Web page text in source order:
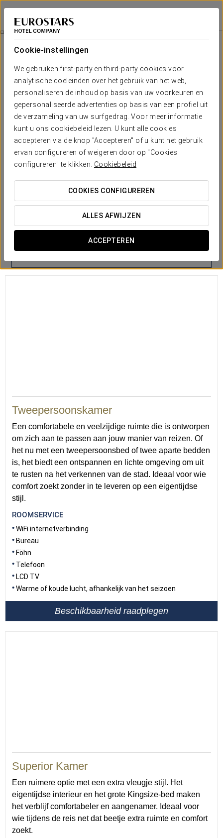
Cookie-instellingen
We gebruiken first-party en third-party cookies voor
analytische doeleinden over het gebruik van het web,
personaliseren de inhoud op basis van uw voorkeuren en
gepersonaliseerde advertenties op basis van een profiel uit
de verzameling van uw surfgedrag. Voor meer informatie
kunt u ons cookiebeleid lezen. U kunt alle cookies
accepteren via de knop "Accepteren" of u kunt het gebruik
ervan configureren of weigeren door op "Cookies
configureren" te klikken. Cookiebeleid
COOKIES CONFIGUREREN
ALLES AFWIJZEN
ACCEPTEREN
Crisol Belle Epoque
CANNES
Kamers
Het comfort en de rust die je
nodig hebt
Onze kamers zijn ontworpen om comfort, rust en een modern
design te bieden dat uitnodigt tot ontspanning. Lichte ruimtes,
functionele details en een gezellige sfeer creëren de perfecte plek
kamertype dat het beste bij je manier van reizen past en geniet
van je verblijf.
VERMELDENSWAARDIGE VOORZIENINGEN
Aantal kamers
Tweepersoonskamer
Een comfortabele en veelzijdige ruimte die is ontworpen
om zich aan te passen aan jouw manier van reizen. Of
het nu met een tweepersoonsbed of twee aparte bedden
is, het biedt een ontspannen en lichte omgeving om uit
te rusten na het verkennen van de stad. Ideaal voor wie
comfort zoekt zonder in te leveren op een eigentijdse
stijl.
ROOMSERVICE
WiFi internetverbinding
Bureau
Föhn
Telefoon
LCD TV
Warme of koude lucht, afhankelijk van het seizoen
Beschikbaarheid raadplegen
Superior Kamer
Een ruimere optie met een extra vleugje stijl. Het
eigentijdse interieur en het grote Kingsize-bed maken
het verblijf comfortabeler en aangenamer. Ideaal voor
wie tijdens de reis net dat beetje extra ruimte en comfort
zoekt.